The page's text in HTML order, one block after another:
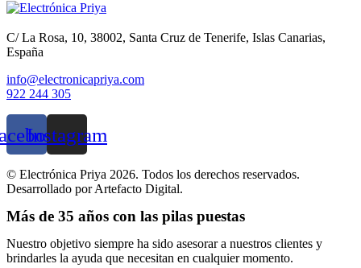
C/ La Rosa, 10, 38002, Santa Cruz de Tenerife, Islas Canarias,
España
info@electronicapriya.com
922 244 305
Instagram
© Electrónica Priya 2026. Todos los derechos reservados.
Desarrollado por Artefacto Digital.
Más de 35 años con las pilas puestas
Nuestro objetivo siempre ha sido asesorar a nuestros clientes y
brindarles la ayuda que necesitan en cualquier momento.